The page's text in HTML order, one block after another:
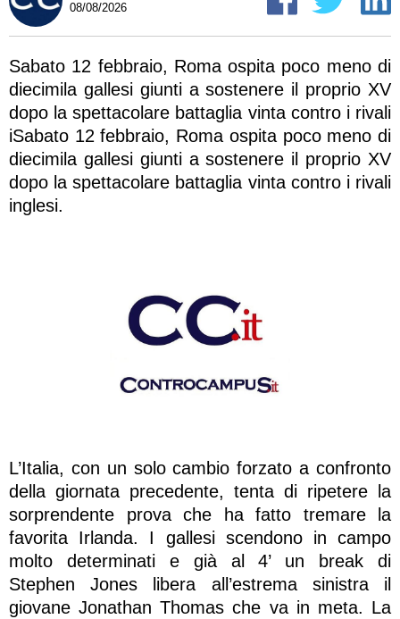
08/08/2026
Sabato 12 febbraio, Roma ospita poco meno di
diecimila gallesi giunti a sostenere il proprio XV
dopo la spettacolare battaglia vinta contro i rivali
iSabato 12 febbraio, Roma ospita poco meno di
diecimila gallesi giunti a sostenere il proprio XV
dopo la spettacolare battaglia vinta contro i rivali
inglesi.
L’Italia, con un solo cambio forzato a confronto
della giornata precedente, tenta di ripetere la
sorprendente prova che ha fatto tremare la
favorita Irlanda. I gallesi scendono in campo
molto determinati e già al 4’ un break di
Stephen Jones libera all’estrema sinistra il
giovane Jonathan Thomas che va in meta. La